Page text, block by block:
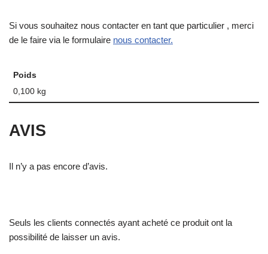
Si vous souhaitez nous contacter en tant que particulier , merci
de le faire via le formulaire nous contacter.
Poids
0,100 kg
AVIS
Il n’y a pas encore d’avis.
Seuls les clients connectés ayant acheté ce produit ont la
possibilité de laisser un avis.